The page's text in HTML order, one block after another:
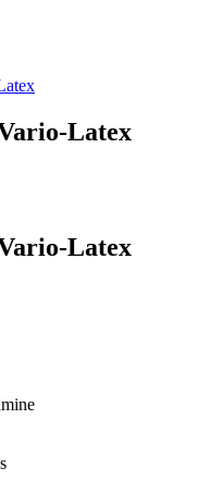
Latex
Latex